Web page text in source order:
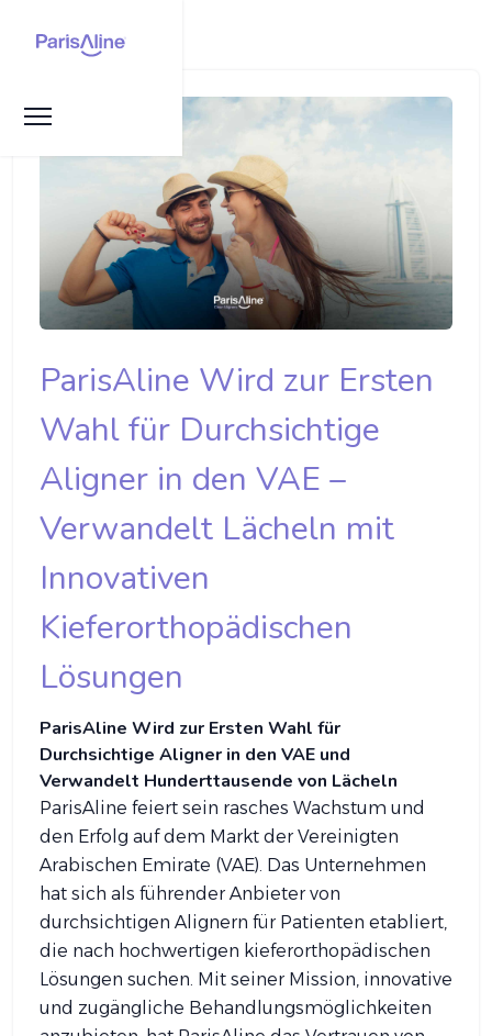
ParisAline Wird zur Ersten
Wahl für Durchsichtige
Aligner in den VAE –
Verwandelt Lächeln mit
Innovativen
Kieferorthopädischen
Lösungen
ParisAline Wird zur Ersten Wahl für
Durchsichtige Aligner in den VAE und
Verwandelt Hunderttausende von Lächeln
ParisAline feiert sein rasches Wachstum und
den Erfolg auf dem Markt der Vereinigten
Arabischen Emirate (VAE). Das Unternehmen
hat sich als führender Anbieter von
durchsichtigen Alignern für Patienten etabliert,
die nach hochwertigen kieferorthopädischen
Lösungen suchen. Mit seiner Mission, innovative
und zugängliche Behandlungsmöglichkeiten